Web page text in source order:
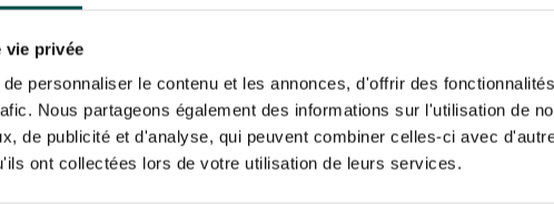
vie privée
personnaliser le contenu et les annonces, d'offrir des
Nous partageons également des informations sur l'utilisation de
de publicité et d'analyse, qui peuvent combiner celles-ci avec
ont collectées lors de votre utilisation de leurs services.
- 14 JUILLET
à tout moment vous désabonner en utilisant le lien de désabonnement intégré dans la
.